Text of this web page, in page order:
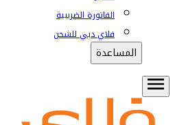
الفاتورة الضريبية
فلاي دبي للشحن
المساعدة